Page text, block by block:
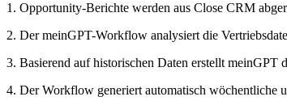
1. Opportunity-Berichte werden aus Close CRM
2. Der meinGPT-Workflow analysiert die
3. Basierend auf historischen Daten erstellt
4. Der Workflow generiert automatisch wöchentliche